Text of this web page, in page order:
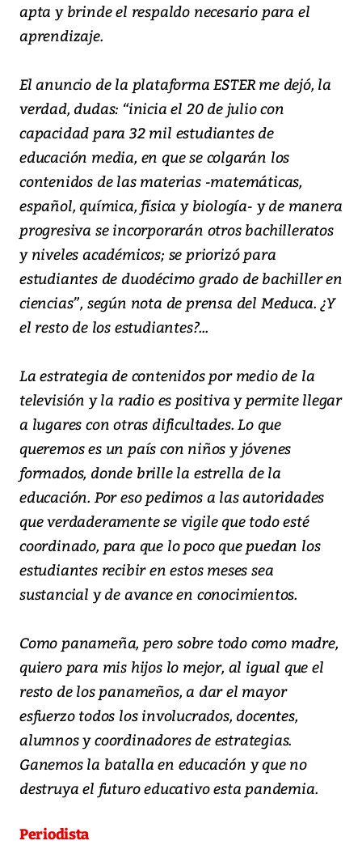
apta y brinde el respaldo necesario para el
aprendizaje.
El anuncio de la plataforma ESTER me dejó, la
verdad, dudas: “inicia el 20 de julio con
capacidad para 32 mil estudiantes de
educación media, en que se colgarán los
contenidos de las materias -matemáticas,
español, química, física y biología- y de manera
progresiva se incorporarán otros bachilleratos
y niveles académicos; se priorizó para
estudiantes de duodécimo grado de bachiller en
ciencias”, según nota de prensa del Meduca. ¿Y
el resto de los estudiantes?...
La estrategia de contenidos por medio de la
televisión y la radio es positiva y permite llegar
a lugares con otras dificultades. Lo que
queremos es un país con niños y jóvenes
formados, donde brille la estrella de la
educación. Por eso pedimos a las autoridades
que verdaderamente se vigile que todo esté
coordinado, para que lo poco que puedan los
estudiantes recibir en estos meses sea
sustancial y de avance en conocimientos.
Como panameña, pero sobre todo como madre,
quiero para mis hijos lo mejor, al igual que el
resto de los panameños, a dar el mayor
esfuerzo todos los involucrados, docentes,
alumnos y coordinadores de estrategias.
Ganemos la batalla en educación y que no
destruya el futuro educativo esta pandemia.
Periodista